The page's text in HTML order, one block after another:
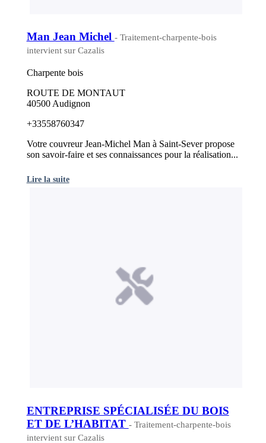
Man Jean Michel - Traitement-charpente-bois
intervient sur Cazalis
Charpente bois
ROUTE DE MONTAUT
40500 Audignon
+33558760347
Votre couvreur Jean-Michel Man à Saint-Sever propose
son savoir-faire et ses connaissances pour la réalisation...
Lire la suite
ENTREPRISE SPÉCIALISÉE DU BOIS
ET DE L’HABITAT - Traitement-charpente-bois
intervient sur Cazalis